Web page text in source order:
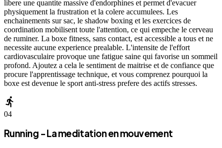
libere une quantite massive d'endorphines et permet d'evacuer
physiquement la frustration et la colere accumulees. Les
enchainements sur sac, le shadow boxing et les exercices de
coordination mobilisent toute l'attention, ce qui empeche le cerveau
de ruminer. La boxe fitness, sans contact, est accessible a tous et ne
necessite aucune experience prealable. L'intensite de l'effort
cardiovasculaire provoque une fatigue saine qui favorise un sommeil
profond. Ajoutez a cela le sentiment de maitrise et de confiance que
procure l'apprentissage technique, et vous comprenez pourquoi la
boxe est devenue le sport anti-stress prefere des actifs stresses.
directions_run
04
Running - La meditation en mouvement